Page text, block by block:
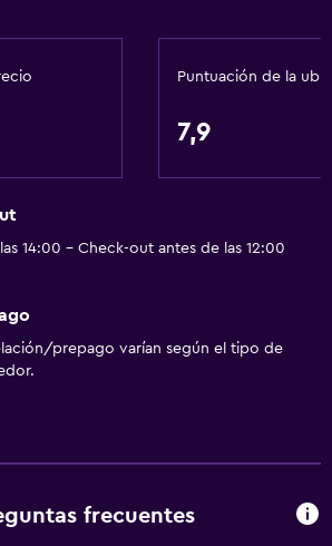
Puntuación de la
7,9
14:00 - Check-out antes de las 12:00
prepago varían según el tipo de
frecuentes